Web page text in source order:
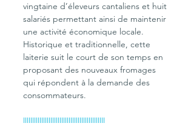
vingtaine d’éleveurs cantaliens et huit
salariés permettant ainsi de maintenir
une activité économique locale.
Historique et traditionnelle, cette
laiterie suit le court de son temps en
proposant des nouveaux fromages
qui répondent à la demande des
consommateurs.
IIIIIIIIIIIIIIIIIIIIIIIIIIIIIIIIIIIIIIIIIIIII